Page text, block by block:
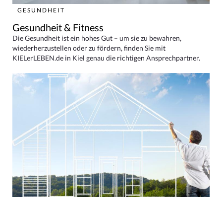
GESUNDHEIT
Gesundheit & Fitness
Die Gesundheit ist ein hohes Gut – um sie zu bewahren,
wiederherzustellen oder zu fördern, finden Sie mit
KIELerLEBEN.de in Kiel genau die richtigen Ansprechpartner.